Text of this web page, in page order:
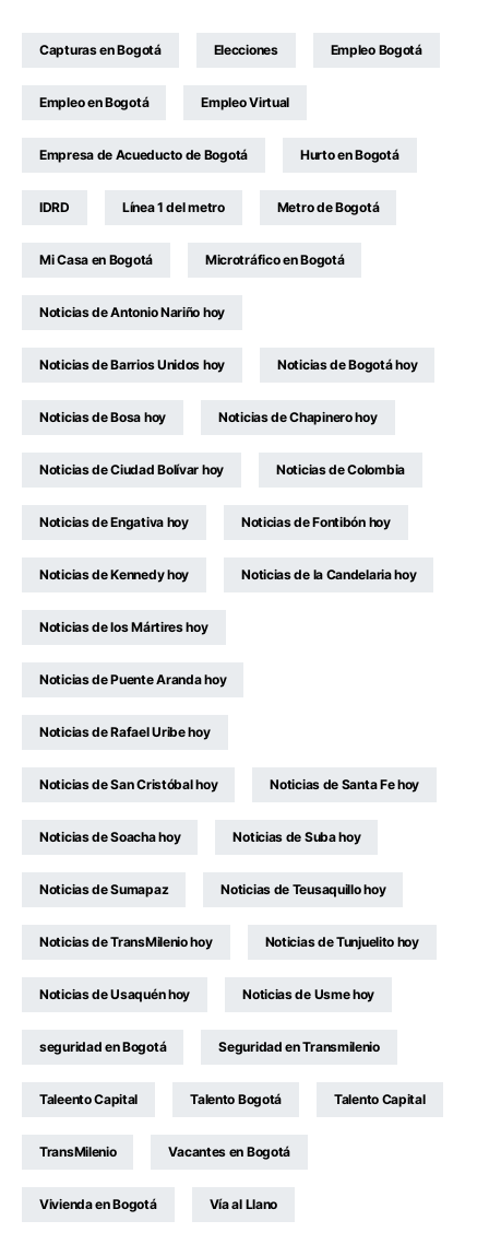
Capturas en Bogotá Elecciones Empleo Bogotá
Empleo en Bogotá Empleo Virtual
Empresa de Acueducto de Bogotá Hurto en Bogotá
IDRD Línea 1 del metro Metro de Bogotá
Mi Casa en Bogotá Microtráfico en Bogotá
Noticias de Antonio Nariño hoy
Noticias de Barrios Unidos hoy Noticias de Bogotá hoy
Noticias de Bosa hoy Noticias de Chapinero hoy
Noticias de Ciudad Bolívar hoy Noticias de Colombia
Noticias de Engativa hoy Noticias de Fontibón hoy
Noticias de Kennedy hoy Noticias de la Candelaria hoy
Noticias de los Mártires hoy
Noticias de Puente Aranda hoy
Noticias de Rafael Uribe hoy
Noticias de San Cristóbal hoy Noticias de Santa Fe hoy
Noticias de Soacha hoy Noticias de Suba hoy
Noticias de Sumapaz Noticias de Teusaquillo hoy
Noticias de TransMilenio hoy Noticias de Tunjuelito hoy
Noticias de Usaquén hoy Noticias de Usme hoy
seguridad en Bogotá Seguridad en Transmilenio
Taleento Capital Talento Bogotá Talento Capital
TransMilenio Vacantes en Bogotá
Vivienda en Bogotá Vía al Llano